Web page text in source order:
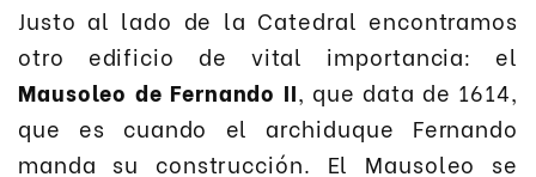
Justo al lado de la Catedral encontramos
otro edificio de vital importancia: el
Mausoleo de Fernando II, que data de 1614,
que es cuando el archiduque Fernando
manda su construcción. El Mausoleo se